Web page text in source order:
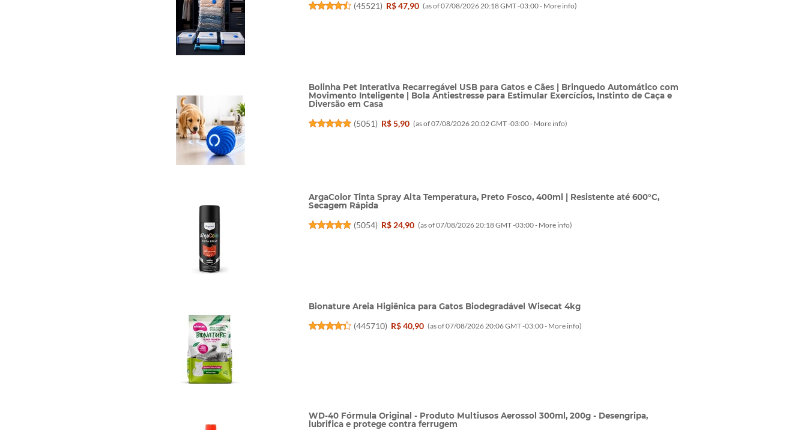
(45521) R$ 47,90 (as of 07/08/2026 20:18 GMT -03:00 - More info)
Bolinha Pet Interativa Recarregável USB para Gatos e Cães | Brinquedo Automático com
Movimento Inteligente | Bola Antiestresse para Estimular Exercícios, Instinto de Caça e
Diversão em Casa
(5051) R$ 5,90 (as of 07/08/2026 20:02 GMT -03:00 - More info)
ArgaColor Tinta Spray Alta Temperatura, Preto Fosco, 400ml | Resistente até 600°C,
Secagem Rápida
(5054) R$ 24,90 (as of 07/08/2026 20:18 GMT -03:00 - More info)
Bionature Areia Higiênica para Gatos Biodegradável Wisecat 4kg
(445710) R$ 40,90 (as of 07/08/2026 20:06 GMT -03:00 - More info)
WD-40 Fórmula Original - Produto Multiusos Aerossol 300ml, 200g - Desengripa,
lubrifica e protege contra ferrugem